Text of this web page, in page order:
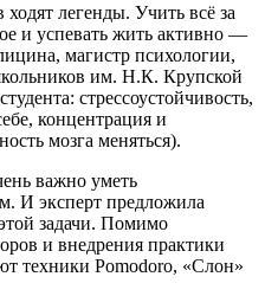
легенды. Учить всё за
и успевать жить активно —
магистр психологии,
им. Н.К. Крупской
стрессоустойчивость,
концентрация и
мозга меняться).
важно уметь
И эксперт предложила
задачи. Помимо
и внедрения практики
техники Pomodoro, «Слон»